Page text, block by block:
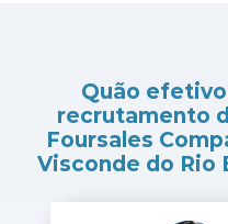
Quão
recrutamento
Foursales
Visconde do Rio